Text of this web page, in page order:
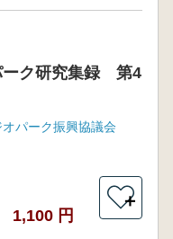
ーク研究集録 第4
パーク振興協議会
1,100 円
＋